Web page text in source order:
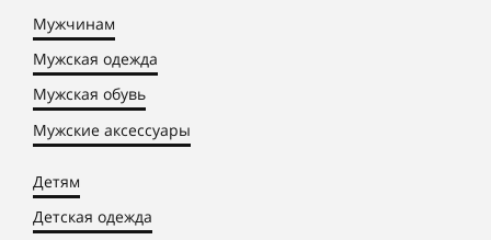
Мужчинам
Мужская одежда
Мужская обувь
Мужские аксессуары
Детям
Детская одежда